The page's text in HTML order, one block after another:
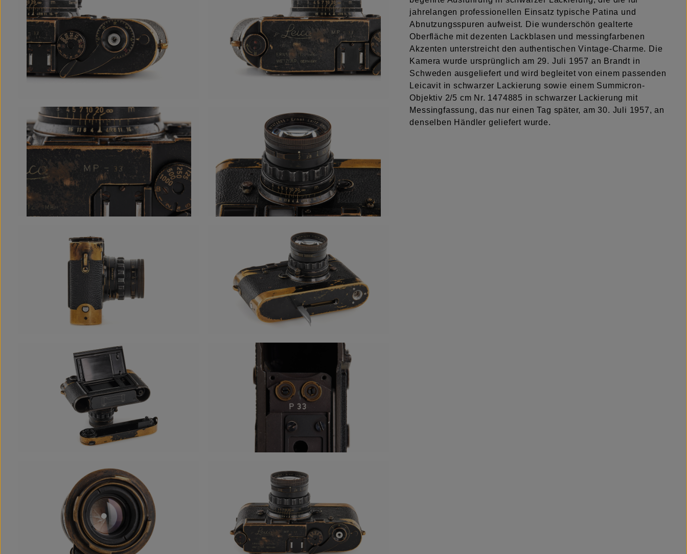
jahrelangen professionellen Einsatz typische Patina und
Abnutzungsspuren aufweist. Die wunderschön gealterte
Oberfläche mit dezenten Lackblasen und messingfarbenen
Akzenten unterstreicht den authentischen Vintage-Charme. Die
Kamera wurde ursprünglich am 29. Juli 1957 an Brandt in
Schweden ausgeliefert und wird begleitet von einem passenden
Leicavit in schwarzer Lackierung sowie einem Summicron-
Objektiv 2/5 cm Nr. 1474885 in schwarzer Lackierung mit
Messingfassung, das nur einen Tag später, am 30. Juli 1957, an
denselben Händler geliefert wurde.